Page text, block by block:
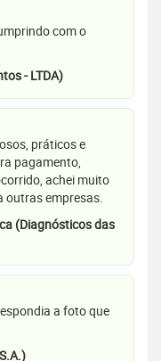
com o
- LTDA)
práticos e
pagamento,
achei muito
outras empresas.
(Diagnósticos das
a foto que